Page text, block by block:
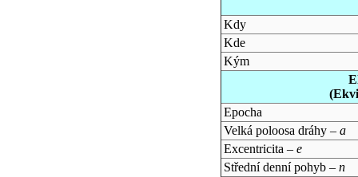
Kdy
Kde
Kým
Epocha
Velká poloosa dráhy – a
Excentricita – e
Střední denní pohyb – n